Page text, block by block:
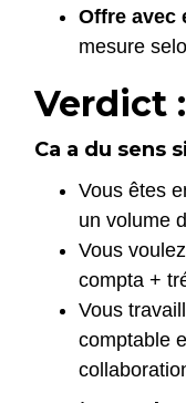
Offre avec
mesure
Verdict :
Ca a du sens
Vous êtes
un volume
Vous
compta +
Vous
comptable